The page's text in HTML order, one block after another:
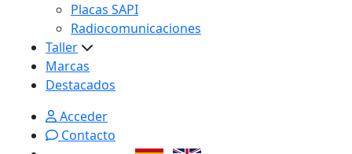
Placas SAPI
Radiocomunicaciones
Taller
Marcas
Destacados
Acceder
Contacto